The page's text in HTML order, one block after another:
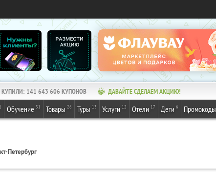
КУПИЛИ: 141 643 606 КУПОНОВ ДАВАЙТЕ СДЕЛАЕМ АКЦИЮ!
1 Обучение 31 Товары 26 Туры 13 Услуги 12 Отели 17 Дети 6 Промокоды
Петербург